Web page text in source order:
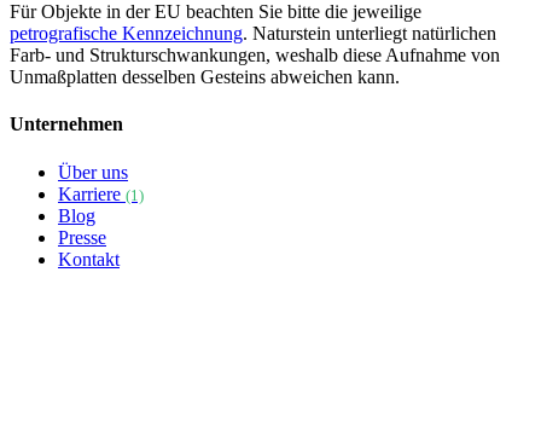
Für Objekte in der EU beachten Sie bitte die jeweilige
petrografische Kennzeichnung. Naturstein unterliegt natürlichen
Farb- und Strukturschwankungen, weshalb diese Aufnahme von
Unmaßplatten desselben Gesteins abweichen kann.
Unternehmen
Über uns
Karriere (1)
Blog
Presse
Kontakt